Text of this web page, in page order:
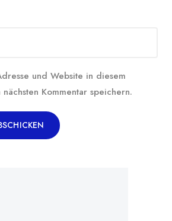
und Website in diesem
Kommentar speichern.